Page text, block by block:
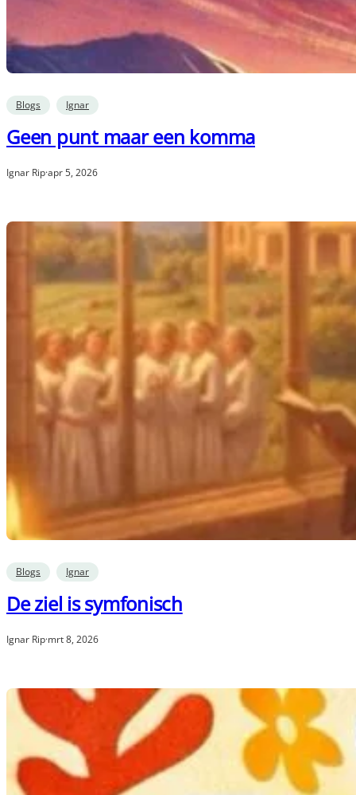
Blogs Ignar
Geen punt maar een komma
Ignar Rip·apr 5, 2026
Blogs Ignar
De ziel is symfonisch
Ignar Rip·mrt 8, 2026